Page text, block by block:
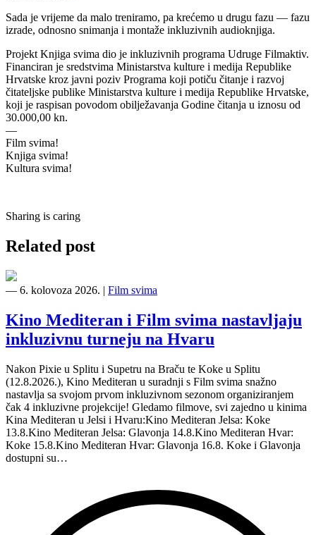
Sada je vrijeme da malo treniramo, pa krećemo u drugu fazu — fazu
izrade, odnosno snimanja i montaže inkluzivnih audioknjiga.
Projekt Knjiga svima dio je inkluzivnih programa Udruge Filmaktiv.
Financiran je sredstvima Ministarstva kulture i medija Republike
Hrvatske kroz javni poziv Programa koji potiču čitanje i razvoj
čitateljske publike Ministarstva kulture i medija Republike Hrvatske,
koji je raspisan povodom obilježavanja Godine čitanja u iznosu od
30.000,00 kn.
—
Film svima!
Knjiga svima!
Kultura svima!
Sharing is caring
Related post
― 6. kolovoza 2026. | Film svima
Kino Mediteran i Film svima nastavljaju
inkluzivnu turneju na Hvaru
Nakon Pixie u Splitu i Supetru na Braču te Koke u Splitu
(12.8.2026.), Kino Mediteran u suradnji s Film svima snažno
nastavlja sa svojom prvom inkluzivnom sezonom organiziranjem
čak 4 inkluzivne projekcije! Gledamo filmove, svi zajedno u kinima
Kina Mediteran u Jelsi i Hvaru:Kino Mediteran Jelsa: Koke
13.8.Kino Mediteran Jelsa: Glavonja 14.8.Kino Mediteran Hvar:
Koke 15.8.Kino Mediteran Hvar: Glavonja 16.8. Koke i Glavonja
dostupni su…